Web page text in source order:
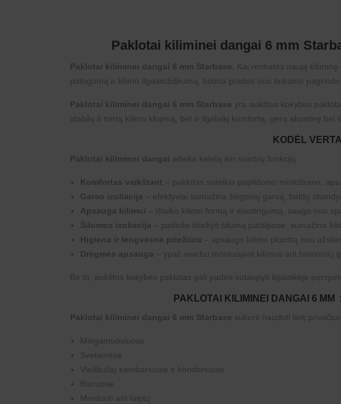
Paklotai kiliminei dangai 6 mm
Paklotai kiliminei dangai 6 mm Starbase. Kai renkatės naują
patogumą ir kilimo ilgaamžiškumą, būtina pradėti nuo tinkamo pagrindo.
Paklotai kiliminei dangai 6 mm Starbase yra aukštos kokybės
stabilų ir tvirtą kilimo klojimą, bet ir ilgalaikį komfortą, gerą akustinę
KODĖL
Paklotai kiliminei dangai atlieka keletą itin svarbių funkcijų:
Komfortas vaikštant – paklotas suteikia papildomo minkštumo,
Garso izoliacija – efektyviai sumažina žingsnių garsą, baldų
Apsauga kilimui – išlaiko kilimo formą ir elastingumą, saugo nuo
Šilumos izoliacija – padeda išlaikyti šilumą patalpose, sumažina
Higiena ir lengvesnė priežiūra – apsaugo kilimo pluoštą nuo
Drėgmės apsauga – ypač svarbu montuojant kilimus ant betoninių
Be to, aukštos kokybės paklotas gali padėti sutaupyti ilgalaikėje
PAKLOTAI KILIMINEI DANGAI 6
Paklotai kiliminei dangai 6 mm Starbase sukurti naudoti tiek
Miegamuosiuose
Svetainėse
Viešbučių kambariuose ir koridoriuose
Biuruose
Montuoti ant laiptų